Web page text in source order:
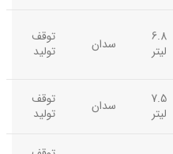
6.8
لیتر
سدان
توقف
تولید
7.5
لیتر
سدان
توقف
تولید